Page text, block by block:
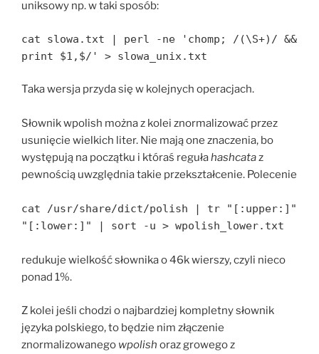
uniksowy np. w taki sposób:
cat slowa.txt | perl -ne 'chomp; /(\S+)/ &&
print $1,$/' > slowa_unix.txt
Taka wersja przyda się w kolejnych operacjach.
Słownik wpolish można z kolei znormalizować przez
usunięcie wielkich liter. Nie mają one znaczenia, bo
występują na początku i któraś regułahashcataz
pewnością uwzględnia takie przekształcenie. Polecenie
cat /usr/share/dict/polish | tr "[:upper:]"
"[:lower:]" | sort -u > wpolish_lower.txt
redukuje wielkość słownika o 46k wierszy, czyli nieco
ponad 1%.
Z kolei jeśli chodzi o najbardziej kompletny słownik
języka polskiego, to będzie nim złączenie
znormalizowanego wpolish oraz growego z